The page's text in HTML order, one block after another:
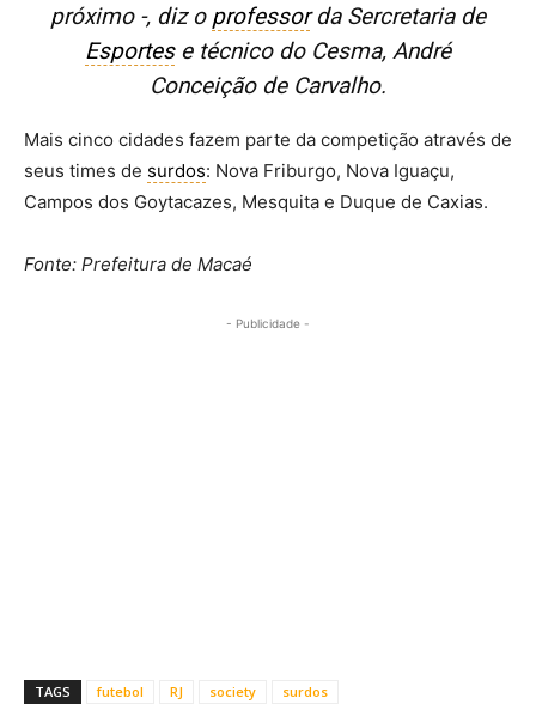
próximo -, diz o professorda Sercretaria de
Esportese técnico do Cesma, André
Conceição de Carvalho.
Mais cinco cidades fazem parte da competição através de
seus times de surdos: Nova Friburgo, Nova Iguaçu,
Campos dos Goytacazes, Mesquita e Duque de Caxias.
Fonte: Prefeitura de Macaé
- Publicidade -
TAGS futebol RJ society surdos